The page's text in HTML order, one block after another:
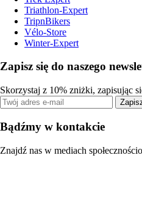
Triathlon-Expert
TripnBikers
Vélo-Store
Winter-Expert
Zapisz się do naszego
Skorzystaj z 10% zniżki, zapisując
Bądźmy w kontakcie
Znajdź nas w mediach